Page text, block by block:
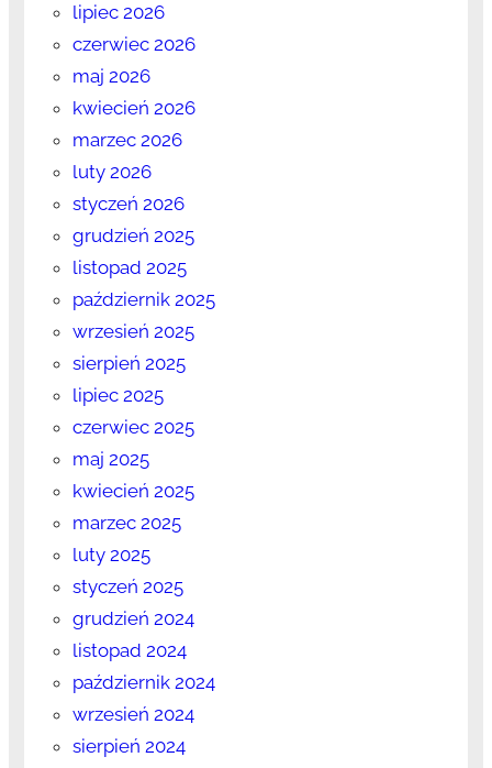
lipiec 2026
czerwiec 2026
maj 2026
kwiecień 2026
marzec 2026
luty 2026
styczeń 2026
grudzień 2025
listopad 2025
październik 2025
wrzesień 2025
sierpień 2025
lipiec 2025
czerwiec 2025
maj 2025
kwiecień 2025
marzec 2025
luty 2025
styczeń 2025
grudzień 2024
listopad 2024
październik 2024
wrzesień 2024
sierpień 2024